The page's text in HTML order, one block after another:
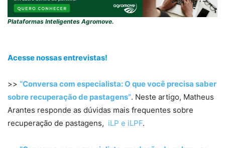
Plataformas Inteligentes Agromove.
Acesse nossas entrevistas!
>> “Conversa com especialista: O que você precisa saber
sobre recuperação de pastagens”. Neste artigo, Matheus
Arantes responde as dúvidas mais frequentes sobre
recuperação de pastagens, iLP e iLPF.